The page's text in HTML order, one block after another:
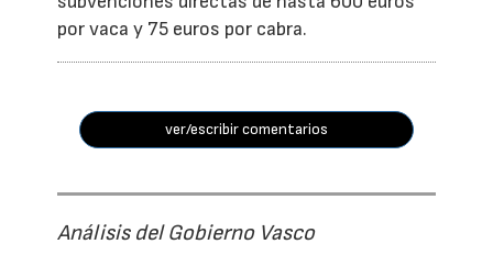
por vaca y 75 euros por cabra.
ver/escribir comentarios
Análisis del Gobierno Vasco